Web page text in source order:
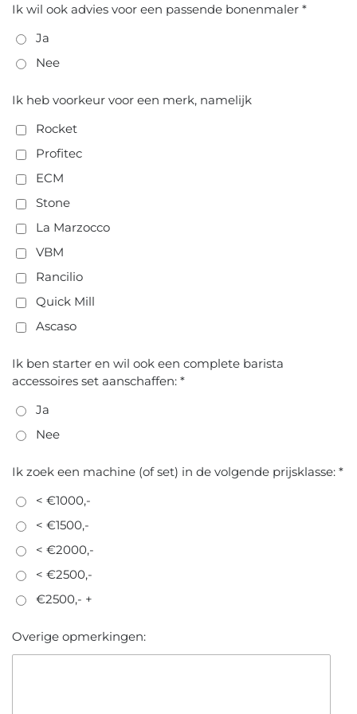
Ik wil ook advies voor een passende bonenmaler *
Ja
Nee
Ik heb voorkeur voor een merk, namelijk
Rocket
Profitec
ECM
Stone
La Marzocco
VBM
Rancilio
Quick Mill
Ascaso
Ik ben starter en wil ook een complete barista
accessoires set aanschaffen: *
Ja
Nee
Ik zoek een machine (of set) in de volgende prijsklasse: *
< €1000,-
< €1500,-
< €2000,-
< €2500,-
€2500,- +
Overige opmerkingen: